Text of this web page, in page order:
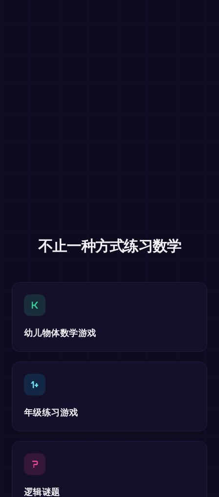
不止一种方式练习数学
K
幼儿物体数学游戏
1+
年级练习游戏
?
逻辑谜题